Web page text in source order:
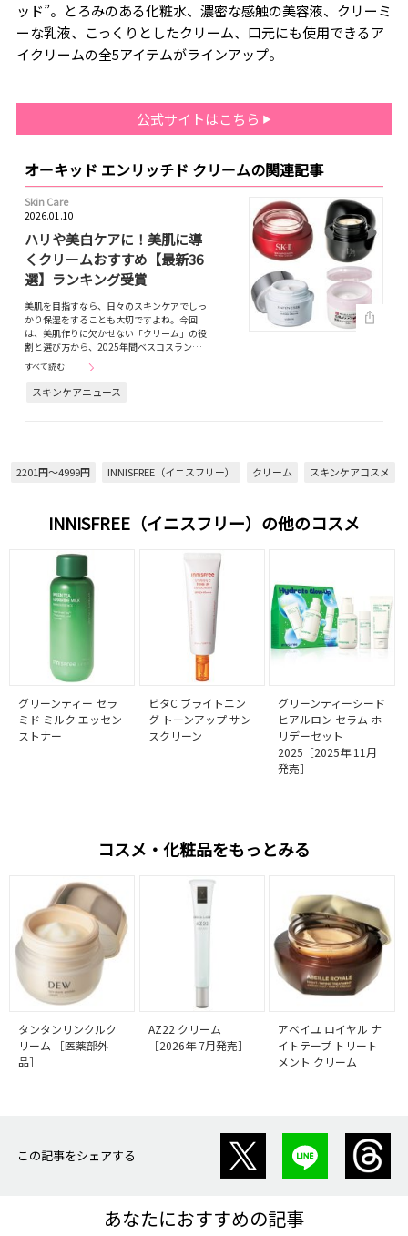
ッド”。とろみのある化粧水、濃密な感触の美容液、クリーミ
ーな乳液、こっくりとしたクリーム、口元にも使用できるア
イクリームの全5アイテムがラインアップ。
公式サイトはこちら
オーキッド エンリッチド クリームの関連記事
Skin Care
2026.01.10
ハリや美白ケアに！美肌に導
くクリームおすすめ【最新36
選】ランキング受賞
美肌を目指すなら、日々のスキンケアでしっ
かり保湿をすることも大切ですよね。今回
は、美肌作りに欠かせない「クリーム」の役
割と選び方から、2025年間ベスコスラン…
すべて読む
スキンケアニュース
2201円～4999円 INNISFREE（イニスフリー） クリーム スキンケアコスメ
INNISFREE（イニスフリー）の他のコスメ
グリーンティー セラ
ミド ミルク エッセン
ストナー
ビタC ブライトニン
グ トーンアップ サン
スクリーン
グリーンティーシード
ヒアルロン セラム ホ
リデーセット
2025［2025年 11月
発売］
コスメ・化粧品をもっとみる
タンタンリンクルク
リーム ［医薬部外
品］
AZ22 クリーム
［2026年 7月発売］
アベイユ ロイヤル ナ
イトテープ トリート
メント クリーム
この記事をシェアする
あなたにおすすめの記事